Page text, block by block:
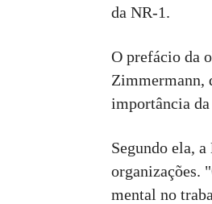
da NR-1.
O prefácio da
Zimmermann,
importância
Segundo ela,
organizações.
mental no